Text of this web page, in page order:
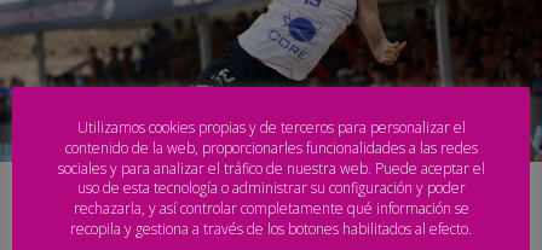
Primera jornada casi perfecta para los
españoles en el EBT Finals 2024
Utilizamos cookies propias y de terceros para personalizar el
contenido de la web, proporcionarles funcionalidades a las redes
sociales y para analizar el tráfico de nuestra web. Puede aceptar el
uso de esta tecnología o administrar su configuración y poder
rechazarla, y así controlar completamente qué información se
recopila y gestiona a través de los botones habilitados al efecto.